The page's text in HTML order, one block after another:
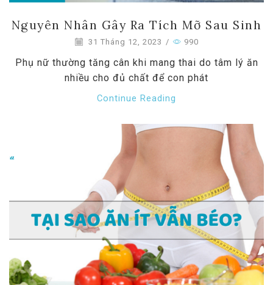
Nguyên Nhân Gây Ra Tích Mỡ Sau Sinh
31 Tháng 12, 2023 / 990
Phụ nữ thường tăng cân khi mang thai do tâm lý ăn
nhiều cho đủ chất để con phát
Continue Reading